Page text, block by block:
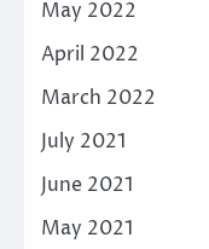
May 2022
April 2022
March 2022
July 2021
June 2021
May 2021